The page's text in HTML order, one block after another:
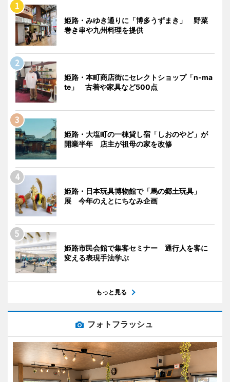
姫路・みゆき通りに「博多うずまき」 野菜
巻き串や九州料理を提供
姫路・本町商店街にセレクトショップ「n-ma
te」 古着や家具など500点
姫路・大塩町の一棟貸し宿「しおのやど」が
開業半年 店主が祖母の家を改修
姫路・日本玩具博物館で「馬の郷土玩具」
展 今年のえとにちなみ企画
姫路市民会館で集客セミナー 通行人を客に
変える表現手法学ぶ
もっと見る
フォトフラッシュ